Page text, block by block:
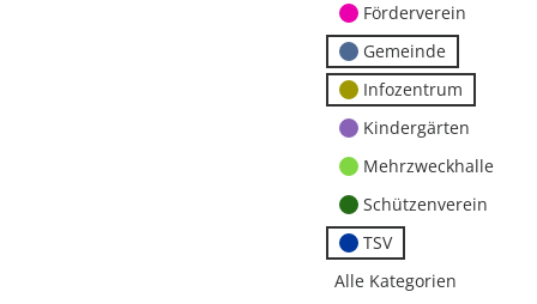
Förderverein
Gemeinde
Infozentrum
Kindergärten
Mehrzweckhalle
Schützenverein
TSV
Alle Kategorien